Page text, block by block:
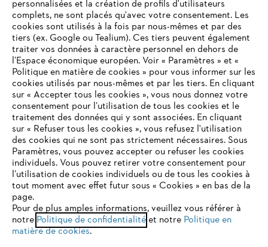
STIHL FAQ
Contact
Politique de protection des données
Mentions légales Utilisation des cookies
Informations juridiques
VOTRE NAVIGATEUR INTERNET
N'EST PLUS PRIS EN CHARGE
Vous utilisez un navigateur Internet que nous ne prenons plus
en charge, et certaines fonctionnalités de notre site ne
peuvent fonctionner correctement. Pour une utilisation
optimale de notre site, nous vous recommandons de passer à
l'un des navigateurs suivants :
personnalisées et la création de profils d'utilisateurs
complets, ne sont placés qu'avec votre consentement. Les
cookies sont utilisés à la fois par nous-mêmes et par des
tiers (ex. Google ou Tealium). Ces tiers peuvent également
traiter vos données à caractère personnel en dehors de
l’Espace économique européen. Voir « Paramètres » et «
Politique en matière de cookies » pour vous informer sur les
cookies utilisés par nous-mêmes et par les tiers. En cliquant
sur « Accepter tous les cookies », vous nous donnez votre
consentement pour l’utilisation de tous les cookies et le
traitement des données qui y sont associées. En cliquant
sur « Refuser tous les cookies », vous refusez l'utilisation
des cookies qui ne sont pas strictement nécessaires. Sous
Paramètres, vous pouvez accepter ou refuser les cookies
individuels. Vous pouvez retirer votre consentement pour
l’utilisation de cookies individuels ou de tous les cookies à
tout moment avec effet futur sous « Cookies » en bas de la
page.
Pour de plus amples informations, veuillez vous référer à
notre Politique de confidentialitéet notre Politique en
matière de cookies.